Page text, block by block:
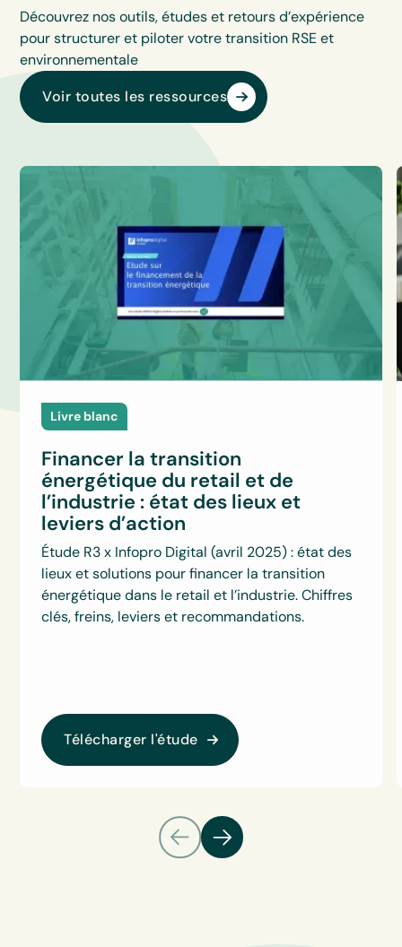
Découvrez nos outils, études et retours d’expérience
pour structurer et piloter votre transition RSE et
environnementale
Voir toutes les ressources
Livre blanc
Financer la transition
énergétique du retail et de
l’industrie : état des lieux et
leviers d’action
Étude R3 x Infopro Digital (avril 2025) : état des
lieux et solutions pour financer la transition
énergétique dans le retail et l’industrie. Chiffres
clés, freins, leviers et recommandations.
Télécharger l'étude